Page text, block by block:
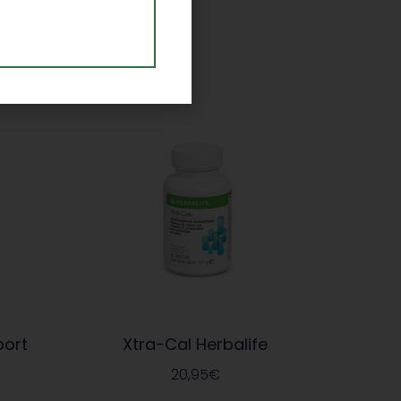
Xtra-Cal Herbalife
20,95€